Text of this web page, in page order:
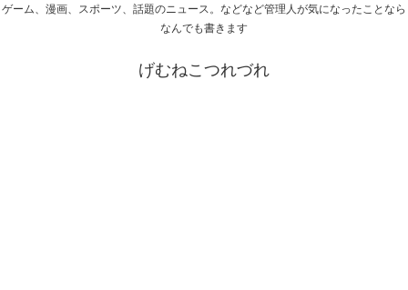
ゲーム、漫画、スポーツ、話題のニュース。などなど管理人が気になったことなら
なんでも書きます
げむねこつれづれ